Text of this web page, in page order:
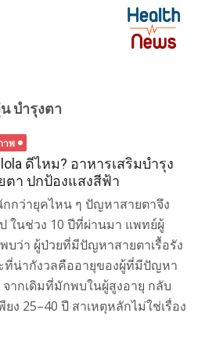
บำรุงตา
าพ
ดีไหม? อาหารเสริมบำรุง
ตา ปกป้องแสงสีฟ้า
กว่ายุคไหน ๆ ปัญหาสายตาจึง
ในช่วง 10 ปีที่ผ่านมา แพทย์ผู้
ว่า ผู้ป่วยที่มีปัญหาสายตาเรื้อรัง
ที่น่ากังวลคืออายุของผู้ที่มีปัญหา
จากเดิมที่มักพบในผู้สูงอายุ กลับ
ง 25–40 ปี สาเหตุหลักไม่ใช่เรื่อง